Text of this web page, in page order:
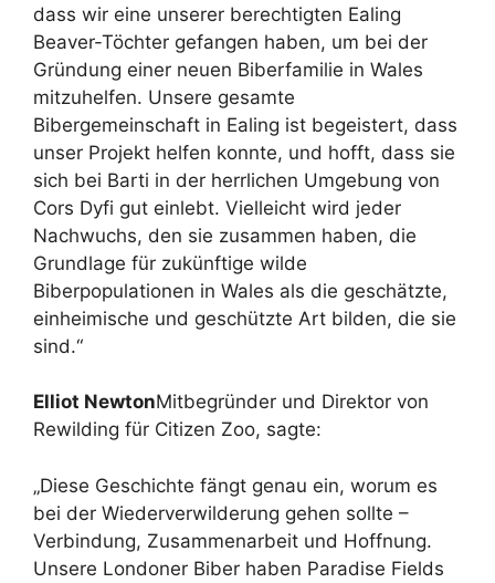
dass wir eine unserer berechtigten Ealing
Beaver-Töchter gefangen haben, um bei der
Gründung einer neuen Biberfamilie in Wales
mitzuhelfen. Unsere gesamte
Bibergemeinschaft in Ealing ist begeistert, dass
unser Projekt helfen konnte, und hofft, dass sie
sich bei Barti in der herrlichen Umgebung von
Cors Dyfi gut einlebt. Vielleicht wird jeder
Nachwuchs, den sie zusammen haben, die
Grundlage für zukünftige wilde
Biberpopulationen in Wales als die geschätzte,
einheimische und geschützte Art bilden, die sie
sind.“
Elliot NewtonMitbegründer und Direktor von
Rewilding für Citizen Zoo, sagte:
„Diese Geschichte fängt genau ein, worum es
bei der Wiederverwilderung gehen sollte –
Verbindung, Zusammenarbeit und Hoffnung.
Unsere Londoner Biber haben Paradise Fields